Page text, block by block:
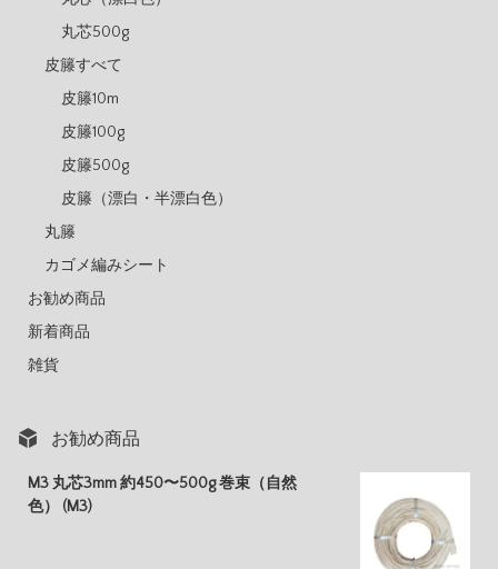
丸芯500g
皮籐すべて
皮籐10m
皮籐100g
皮籐500g
皮籐（漂白・半漂白色）
丸籐
カゴメ編みシート
お勧め商品
新着商品
雑貨
お勧め商品
M3 丸芯3mm 約450〜500g 巻束（自然
色） (M3)